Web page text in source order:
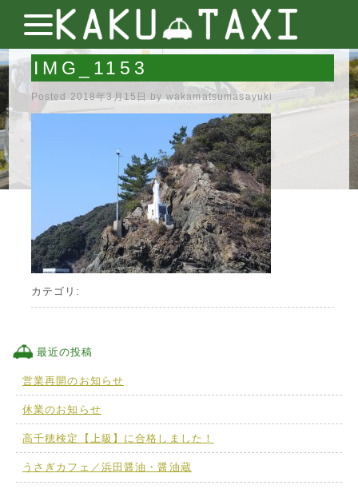
IMG_1153
Posted 2018年3月15日 by wakamatsumasayuki
カテゴリ:
最近の投稿
営業再開のお知らせ
休業のお知らせ
高千穂検定【上級】に合格しました！
うさぎカフェ／浜田醤油・醤油蔵